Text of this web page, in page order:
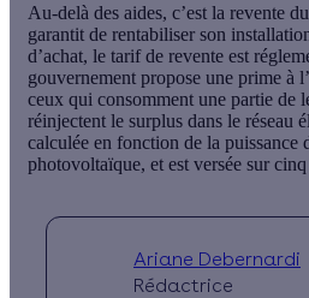
Au-delà des aides, c’est la revente
garantit de rentabiliser son
d’achat, le tarif de revente est
gouvernement propose une prime à
ceux qui consomment une partie de
réinjectent le surplus dans le réseau
calculée en fonction de la puissance
photovoltaïque, et est versée sur
Ariane Debernardi
Rédactrice